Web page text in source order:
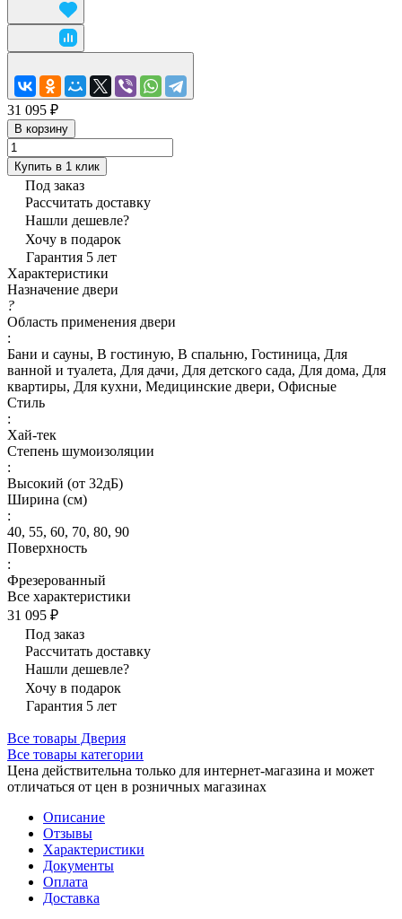
31 095 ₽
В корзину
Купить в 1 клик
Под заказ
Рассчитать доставку
Нашли дешевле?
Хочу в подарок
Гарантия 5 лет
Характеристики
Назначение двери
?
Область применения двери
:
Бани и сауны, В гостиную, В спальню, Гостиница, Для
ванной и туалета, Для дачи, Для детского сада, Для дома, Для
квартиры, Для кухни, Медицинские двери, Офисные
Стиль
:
Хай-тек
Степень шумоизоляции
:
Высокий (от 32дБ)
Ширина (см)
:
40, 55, 60, 70, 80, 90
Поверхность
:
Фрезерованный
Все характеристики
31 095 ₽
Под заказ
Рассчитать доставку
Нашли дешевле?
Хочу в подарок
Гарантия 5 лет
Все товары Дверия
Все товары категории
Цена действительна только для интернет-магазина и может
отличаться от цен в розничных магазинах
Описание
Отзывы
Характеристики
Документы
Оплата
Доставка